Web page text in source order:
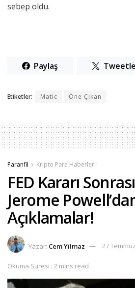
sebep oldu.
Paylaş Tweetle
Etiketler: Matic Öne Çıkan
Paranfil Kripto Para Haberleri
FED Kararı
Jerome
Açıklamalar!
Yazar: Cem Yilmaz 27
Okuma Süresi : 2 mins read